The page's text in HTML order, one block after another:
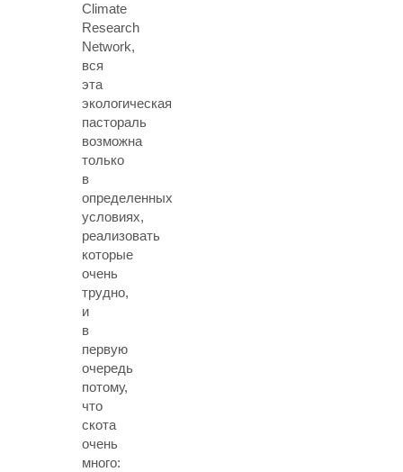
Climate
Research
Network,
вся
эта
экологическая
пастораль
возможна
только
в
определенных
условиях,
реализовать
которые
очень
трудно,
и
в
первую
очередь
потому,
что
скота
очень
много: